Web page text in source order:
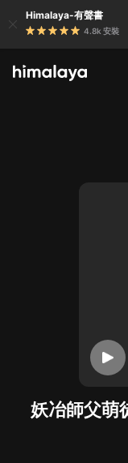
Himalaya-有聲書
4.8k 安裝
妖冶師父萌